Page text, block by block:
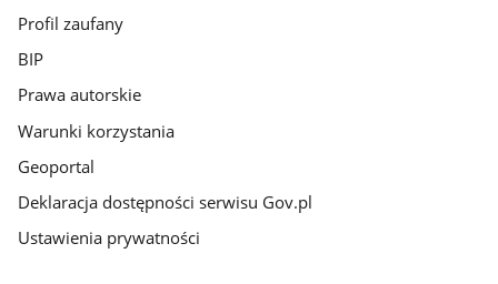
Profil zaufany
BIP
Prawa autorskie
Warunki korzystania
Geoportal
Deklaracja dostępności serwisu Gov.pl
Ustawienia prywatności